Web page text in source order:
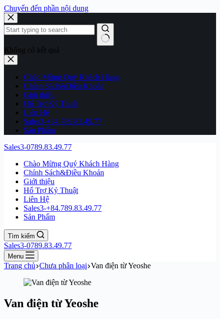
Chuyển đến phần nội dung
Không có kết quả
Chào Mừng Quý Khách Hàng
Chính Sách&Điều Khoản
Giới thiệu
Hổ Trợ Kỷ Thuật
Liên Hệ
Sales3-+84.789.83.49.77
Sản Phẩm
Sales3-0789.83.49.77
Chào Mừng Quý Khách Hàng
Chính Sách&Điều Khoản
Giới thiệu
Hổ Trợ Kỷ Thuật
Liên Hệ
Sales3-+84.789.83.49.77
Sản Phẩm
Tìm kiếm
Sales3-0789.83.49.77
Menu
Trang chủ Chưa phân loại Van điện từ Yeoshe
Van điện từ Yeoshe